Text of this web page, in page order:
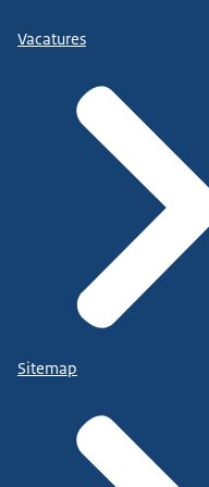
Vacatures
Sitemap